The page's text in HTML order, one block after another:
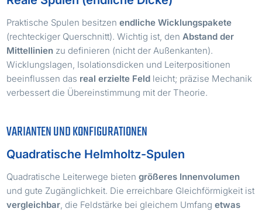
Praktische Spulen besitzenendliche Wicklungspakete
(rechteckiger Querschnitt). Wichtig ist, den Abstand der
Mittellinien zu definieren (nicht der Außenkanten).
Wicklungslagen, Isolationsdicken und Leiterpositionen
beeinflussen das real erzielte Feld leicht; präzise Mechanik
verbessert die Übereinstimmung mit der Theorie.
VARIANTEN UND KONFIGURATIONEN
Quadratische Helmholtz-Spulen
Quadratische Leiterwege bietengrößeres Innenvolumen
und gute Zugänglichkeit. Die erreichbare Gleichförmigkeit ist
vergleichbar , die Feldstärke bei gleichem Umfangetwas